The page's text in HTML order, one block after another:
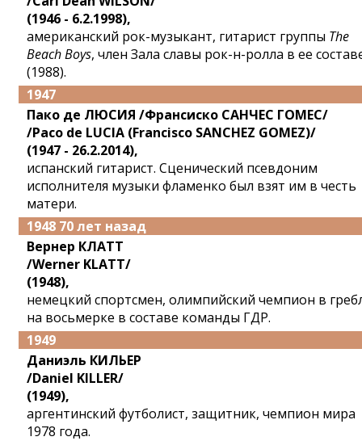
(1946 - 6.2.1998),
американский рок-музыкант, гитарист группы The
Beach Boys, член Зала славы рок-н-ролла в ее
(1988).
1947
Пако де ЛЮСИЯ /Франсиско САНЧЕС ГОМЕС/
/Paco de LUCIA (Francisco SANCHEZ GOMEZ)/
(1947 - 26.2.2014),
испанский гитарист. Сценический псевдоним
исполнителя музыки фламенко был взят им в честь
матери.
1948 70 лет назад
Вернер КЛАТТ
/Werner KLATT/
(1948),
немецкий спортсмен, олимпийский чемпион в
на восьмерке в составе команды ГДР.
1949
Даниэль КИЛЬЕР
/Daniel KILLER/
(1949),
аргентинский футболист, защитник, чемпион мира
1978 года.